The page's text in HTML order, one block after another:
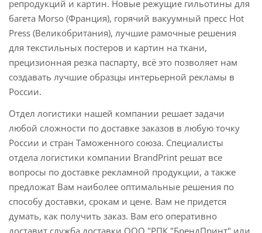
репродукций и картин. Новые режущие гильотины для
багета Morso (Франция), горячий вакуумный пресс Hot
Press (Великобритания), лучшие рамочные решения
для текстильных постеров и картин на ткани,
прецизионная резка паспарту, всё это позволяет нам
создавать лучшие образцы интерьерной рекламы в
России.
Отдел логистики нашей компании решает задачи
любой сложности по доставке заказов в любую точку
России и стран Таможенного союза. Специалисты
отдела логистики компании BrandPrint решат все
вопросы по доставке рекламной продукции, а также
предложат Вам наиболее оптимальные решения по
способу доставки, срокам и цене. Вам не придется
думать, как получить заказ. Вам его оперативно
доставит служба доставки ООО "РПК "БрендПринт" или